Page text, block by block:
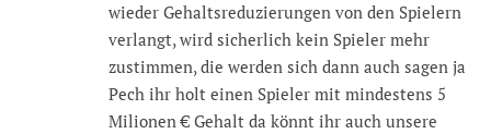
wieder Gehaltsreduzierungen von den Spielern
verlangt, wird sicherlich kein Spieler mehr
zustimmen, die werden sich dann auch sagen ja
Pech ihr holt einen Spieler mit mindestens 5
Milionen € Gehalt da könnt ihr auch unsere